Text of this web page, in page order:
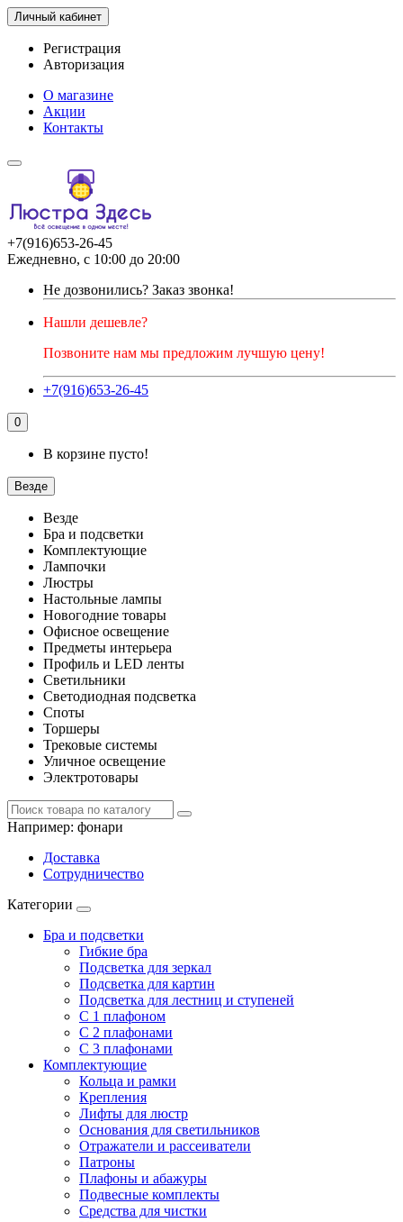
Личный кабинет
Регистрация
Авторизация
О магазине
Акции
Контакты
+7(916)653-26-45
Ежедневно, с 10:00 до 20:00
Не дозвонились? Заказ звонка!
Нашли дешевле?
Позвоните нам мы предложим лучшую цену!
+7(916)653-26-45
0
В корзине пусто!
Везде
Везде
Бра и подсветки
Комплектующие
Лампочки
Люстры
Настольные лампы
Новогодние товары
Офисное освещение
Предметы интерьера
Профиль и LED ленты
Светильники
Светодиодная подсветка
Споты
Торшеры
Трековые системы
Уличное освещение
Электротовары
Например: фонари
Доставка
Сотрудничество
Категории
Бра и подсветки
Гибкие бра
Подсветка для зеркал
Подсветка для картин
Подсветка для лестниц и ступеней
С 1 плафоном
С 2 плафонами
С 3 плафонами
Комплектующие
Кольца и рамки
Крепления
Лифты для люстр
Основания для светильников
Отражатели и рассеиватели
Патроны
Плафоны и абажуры
Подвесные комплекты
Средства для чистки